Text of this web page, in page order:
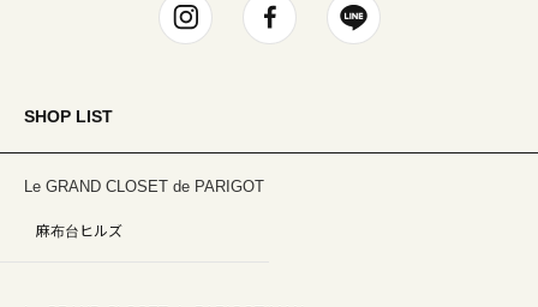
SHOP LIST
Le GRAND CLOSET de PARIGOT
麻布台ヒルズ